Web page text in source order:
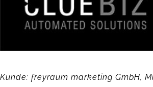
Kunde: freyraum marketing GmbH,